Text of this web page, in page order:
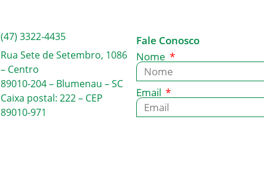
(47) 3322-4435
Rua Sete de Setembro, 1086
– Centro
89010-204 – Blumenau – SC
Caixa postal: 222 – CEP
89010-971
Fale Conosco
Nome
Email